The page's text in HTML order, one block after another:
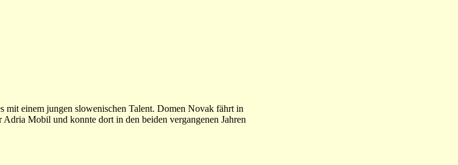
einem jungen slowenischen Talent. Domen Novak fährt in
Mobil und konnte dort in den beiden vergangenen Jahren